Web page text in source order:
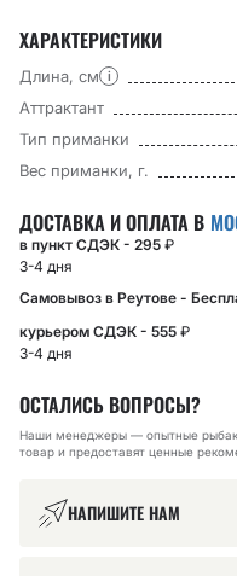
ХАРАКТЕРИСТИКИ
Длина, см i
Аттрактант
Тип приманки
Вес приманки, г.
ДОСТАВКА И ОПЛАТА В
в пункт СДЭК - 295 ₽
3-4 дня
Самовывоз в Реутове -
курьером СДЭК - 555 ₽
3-4 дня
ОСТАЛИСЬ ВОПРОСЫ?
Наши менеджеры — опытные
товар и предоставят ценные
НАПИШИТЕ НАМ